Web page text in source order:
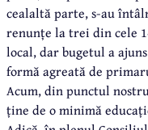
cealaltă parte, s-au
renunțe la trei din cele
local, dar bugetul a
formă agreată de
Acum, din punctul
ține de o minimă